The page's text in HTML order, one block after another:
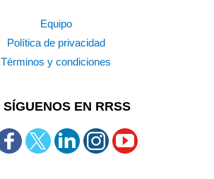
Equipo
Política de privacidad
Términos y condiciones
SÍGUENOS EN RRSS